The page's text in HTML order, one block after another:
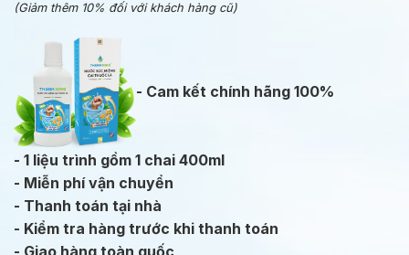
(Giảm thêm 10% đối với khách hàng cũ)
- Cam kết chính hãng 100%
- 1 liệu trình gồm 1 chai 400ml
- Miễn phí vận chuyển
- Thanh toán tại nhà
- Kiểm tra hàng trước khi thanh toán
- Giao hàng toàn quốc